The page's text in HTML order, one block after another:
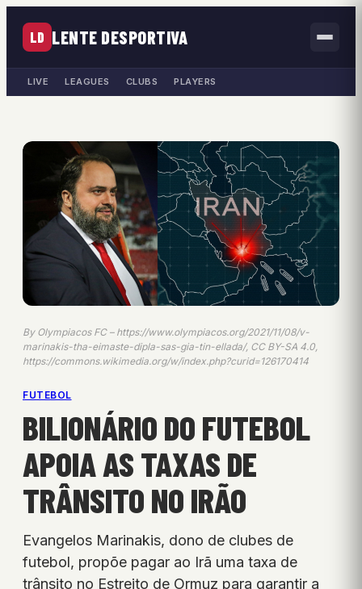
LD LENTE DESPORTIVA
LIVE LEAGUES CLUBS PLAYERS
By Olympiacos FC – https://www.olympiacos.org/2021/11/08/v-
marinakis-tha-eimaste-dipla-sas-gia-tin-ellada/, CC BY-SA 4.0,
https://commons.wikimedia.org/w/index.php?curid=126170414
FUTEBOL
BILIONÁRIO DO FUTEBOL
APOIA AS TAXAS DE
TRÂNSITO NO IRÃO
Evangelos Marinakis, dono de clubes de
futebol, propõe pagar ao Irã uma taxa de
trânsito no Estreito de Ormuz para garantir a